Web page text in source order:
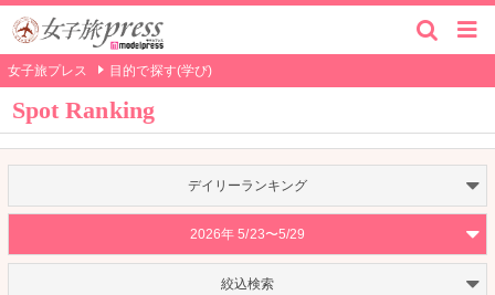
女子旅プレス 目的で探す(学び)
Spot Ranking
デイリーランキング
2026年 5/23〜5/29
絞込検索